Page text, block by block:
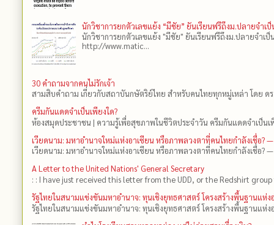
นักวิชาการยกตัวเลขแย้ง “มีชัย” ยันเรียนฟรีถึงม.ปลายจำเ
นักวิชาการยกตัวเลขแย้ง "มีชัย" ยันเรียนฟรีถึงม.ปลายจำ
http://www.matic...
30 คำถามจากคนไม่รักเจ้า
สามสิบคำถาม เกี่ยวกับสถาบันกษัตริย์ไทย สำหรับคนไทยทุกหมู่เหล่า โดย
ครีมกันแดดจำเป็นเพียงใด?
ห้องสมุดประชาชน | ความรู้เพื่อสุขภาพในชีวิตประจำวัน ครีมกันแดดจำเป็นเพี
เวียดนาม: มหาอำนาจใหม่แห่งอาเซียน หรือภาพลวงตาที่คนไทยกำลังเชื่อ?
เวียดนาม: มหาอำนาจใหม่แห่งอาเซียน หรือภาพลวงตาที่คนไทยกำลังเชื่อ?
A Letter to the United Nations' General Secretary
: : I have just received this letter from the UDD, or the Redshirt
รัฐไทยในสนามแข่งขันมหาอำนาจ: ทุนเชิงยุทธศาสตร์ โครงสร้างพื้นฐานแห่
รัฐไทยในสนามแข่งขันมหาอำนาจ: ทุนเชิงยุทธศาสตร์ โครงสร้างพื้นฐานแห่